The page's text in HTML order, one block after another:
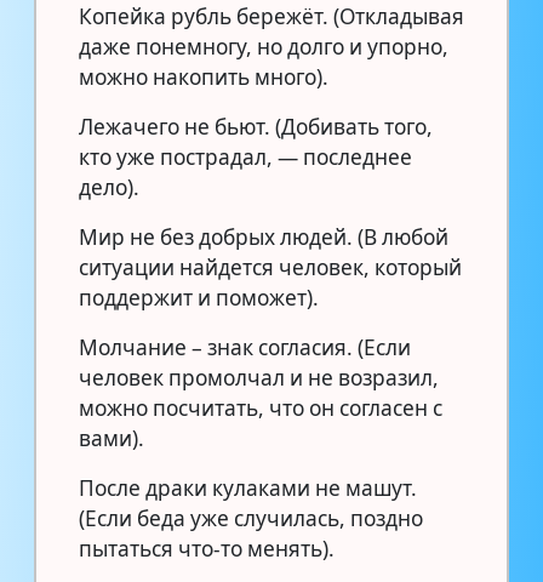
Копейка рубль бережёт. (Откладывая
даже понемногу, но долго и упорно,
можно накопить много).
Лежачего не бьют. (Добивать того,
кто уже пострадал, — последнее
дело).
Мир не без добрых людей. (В любой
ситуации найдется человек, который
поддержит и поможет).
Молчание – знак согласия. (Если
человек промолчал и не возразил,
можно посчитать, что он согласен с
вами).
После драки кулаками не машут.
(Если беда уже случилась, поздно
пытаться что-то менять).